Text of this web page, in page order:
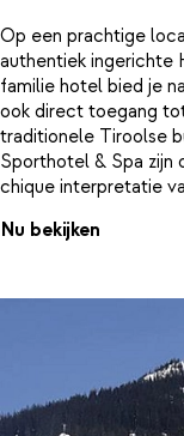
Op een prachtige
authentiek ingerichte
familie hotel bied je
ook direct toegang
traditionele Tiroolse
Sporthotel & Spa zijn
chique interpretatie
Middags kun je dus
een sauna, solarium,
vinden is. ’s Avonds
van het hotel
goed glas wijn.
Nu bekijken